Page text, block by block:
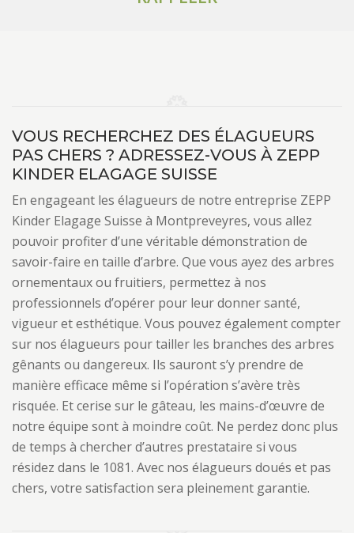
VOUS RECHERCHEZ DES ÉLAGUEURS
PAS CHERS ? ADRESSEZ-VOUS À ZEPP
KINDER ELAGAGE SUISSE
En engageant les élagueurs de notre entreprise ZEPP
Kinder Elagage Suisse à Montpreveyres, vous allez
pouvoir profiter d’une véritable démonstration de
savoir-faire en taille d’arbre. Que vous ayez des arbres
ornementaux ou fruitiers, permettez à nos
professionnels d’opérer pour leur donner santé,
vigueur et esthétique. Vous pouvez également compter
sur nos élagueurs pour tailler les branches des arbres
gênants ou dangereux. Ils sauront s’y prendre de
manière efficace même si l’opération s’avère très
risquée. Et cerise sur le gâteau, les mains-d’œuvre de
notre équipe sont à moindre coût. Ne perdez donc plus
de temps à chercher d’autres prestataire si vous
résidez dans le 1081. Avec nos élagueurs doués et pas
chers, votre satisfaction sera pleinement garantie.